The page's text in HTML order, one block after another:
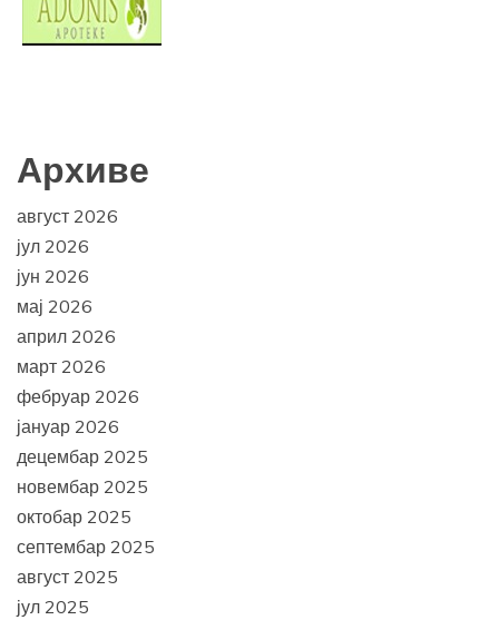
Архиве
август 2026
јул 2026
јун 2026
мај 2026
април 2026
март 2026
фебруар 2026
јануар 2026
децембар 2025
новембар 2025
октобар 2025
септембар 2025
август 2025
јул 2025